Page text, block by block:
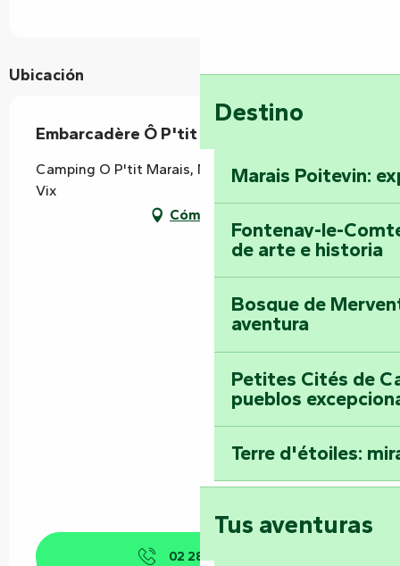
Destino
Marais Poitevin:
Fontenay-le-
de arte e historia
Bosque de
aventura
Petites Cités de
pueblos
Terre d'étoiles:
Tus aventuras
Ubicación
Embarcadère Ô P'tit Marais
Camping O P'tit Marais, Marais Drapelle, 85770
Vix
Cómo llegar
02 28 13 96